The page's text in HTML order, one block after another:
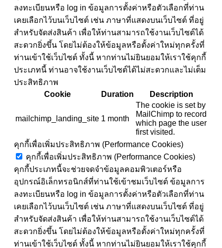
ลงทะเบียนหรือ log in ข้อมูลการตั้งค่าหรือตัวเลือกที่ท่าน
เคยเลือกไว้บนเว็บไซต์ เช่น ภาษาที่แสดงบนเว็บไซต์ ที่อยู่
สำหรับจัดส่งสินค้า เพื่อให้ท่านสามารถใช้งานเว็บไซต์ได้
สะดวกยิ่งขึ้น โดยไม่ต้องให้ข้อมูลหรือตั้งค่าใหม่ทุกครั้งที่
ท่านเข้าใช้เว็บไซต์ ทั้งนี้ หากท่านไม่ยินยอมให้เราใช้คุกกี้
ประเภทนี้ ท่านอาจใช้งานเว็บไซต์ได้ไม่สะดวกและไม่เต็ม
ประสิทธิภาพ
Cookie
Duration Description
mailchimp_landing_site 1 month
The cookie is set by
MailChimp to record
which page the user
first visited.
คุกกี้เพื่อเพิ่มประสิทธิภาพ (Performance Cookies)
คุกกี้เพื่อเพิ่มประสิทธิภาพ (Performance Cookies)
คุกกี้ประเภทนี้จะช่วยจดจำข้อมูลคอมพิวเตอร์หรือ
อุปกรณ์อิเล็กทรอนิกส์ที่ท่านใช้เข้าชมเว็บไซต์ ข้อมูลการ
ลงทะเบียนหรือ log in ข้อมูลการตั้งค่าหรือตัวเลือกที่ท่าน
เคยเลือกไว้บนเว็บไซต์ เช่น ภาษาที่แสดงบนเว็บไซต์ ที่อยู่
สำหรับจัดส่งสินค้า เพื่อให้ท่านสามารถใช้งานเว็บไซต์ได้
สะดวกยิ่งขึ้น โดยไม่ต้องให้ข้อมูลหรือตั้งค่าใหม่ทุกครั้งที่
ท่านเข้าใช้เว็บไซต์ ทั้งนี้ หากท่านไม่ยินยอมให้เราใช้คุกกี้